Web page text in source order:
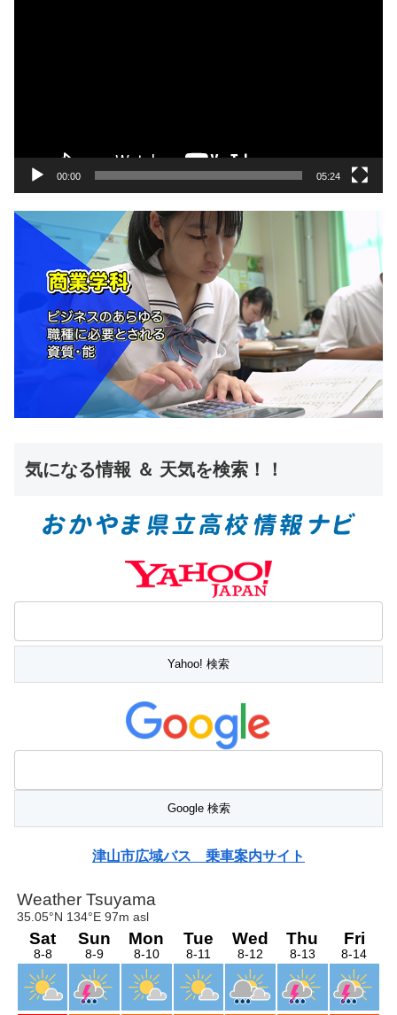
00:00 05:24
気になる情報 ＆ 天気を検索！！
津山市広域バス 乗車案内サイト